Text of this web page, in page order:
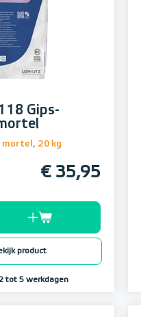
Gips-
mortel, 20 kg
€ 35,95
product
tot 5 werkdagen